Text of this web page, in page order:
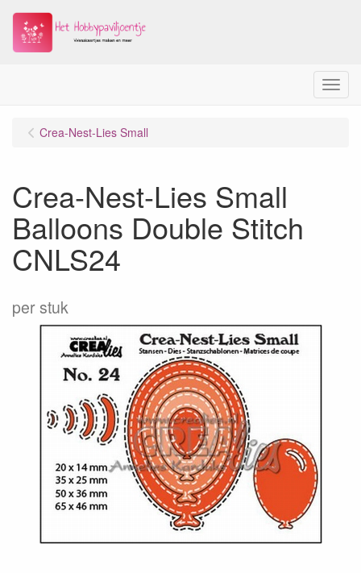
Menu
Crea-Nest-Lies Small
Crea-Nest-Lies Small
Balloons Double Stitch
CNLS24
per stuk